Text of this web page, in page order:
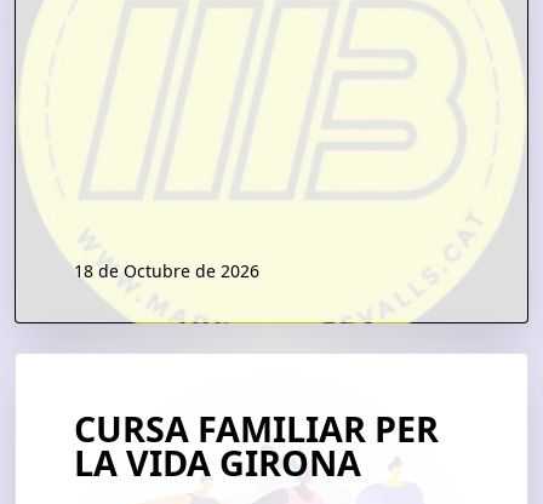
18 de Octubre de 2026
CURSA FAMILIAR PER
LA VIDA GIRONA